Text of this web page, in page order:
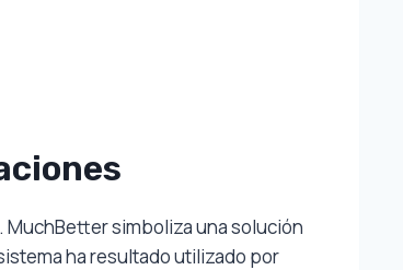
MuchBetter simboliza una solución
ha resultado utilizado por